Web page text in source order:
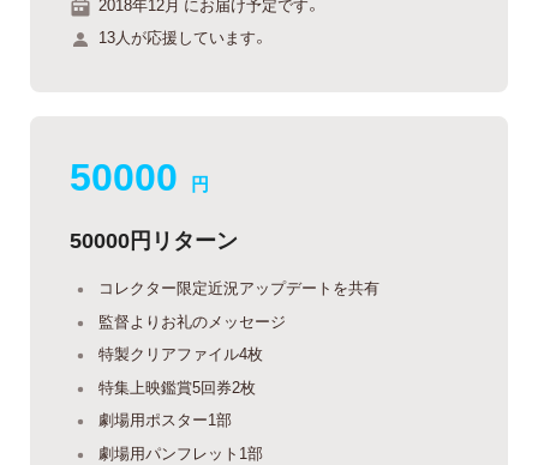
13人が応援しています。
50000 円
50000円リターン
コレクター限定近況アップデートを共有
監督よりお礼のメッセージ
特製クリアファイル4枚
特集上映鑑賞5回券2枚
劇場用ポスター1部
劇場用パンフレット1部